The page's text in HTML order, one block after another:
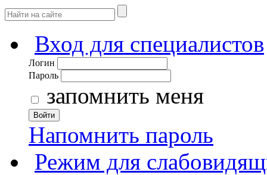
Вход для специалистов
Логин
Пароль
запомнить меня
Войти
Напомнить пароль
Режим для